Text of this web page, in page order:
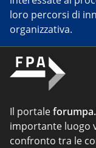
loro percorsi di
organizzativa.
Il portale
importante luogo
confronto tra le